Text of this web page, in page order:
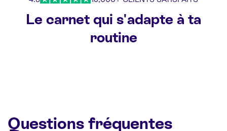
Le carnet qui s'adapte à ta
routine
Questions fréquentes